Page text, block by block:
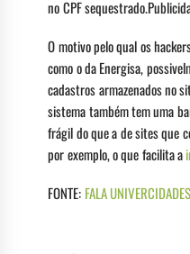
no CPF
O motivo pelo qual os
como o da Energisa,
cadastros armazenados no
sistema também tem uma
frágil do que a de sites que
por exemplo, o que facilita a
FONTE: FALA UNIVERCIDADES